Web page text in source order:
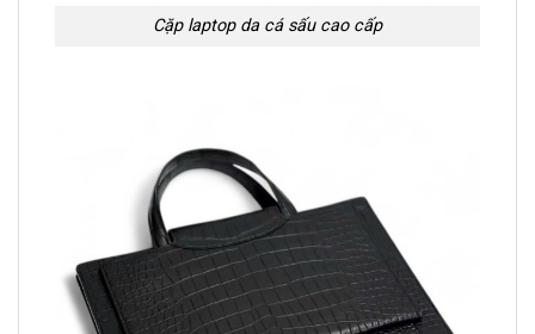
Cặp laptop da cá sấu cao cấp